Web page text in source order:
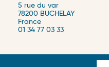
5 rue du var
78200 BUCHELAY
France
01 34 77 03 33